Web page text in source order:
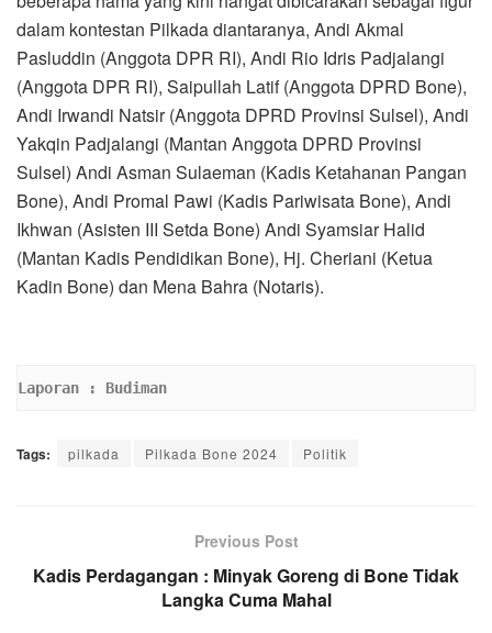
dalam kontestan Pilkada diantaranya, Andi Akmal
Pasluddin (Anggota DPR RI), Andi Rio Idris Padjalangi
(Anggota DPR RI), Saipullah Latif (Anggota DPRD Bone),
Andi Irwandi Natsir (Anggota DPRD Provinsi Sulsel), Andi
Yakqin Padjalangi (Mantan Anggota DPRD Provinsi
Sulsel) Andi Asman Sulaeman (Kadis Ketahanan Pangan
Bone), Andi Promal Pawi (Kadis Pariwisata Bone), Andi
Ikhwan (Asisten III Setda Bone) Andi Syamsiar Halid
(Mantan Kadis Pendidikan Bone), Hj. Cheriani (Ketua
Kadin Bone) dan Mena Bahra (Notaris).
Laporan : Budiman
Tags: pilkada Pilkada Bone 2024 Politik
Previous Post
Kadis Perdagangan : Minyak Goreng di Bone Tidak
Langka Cuma Mahal